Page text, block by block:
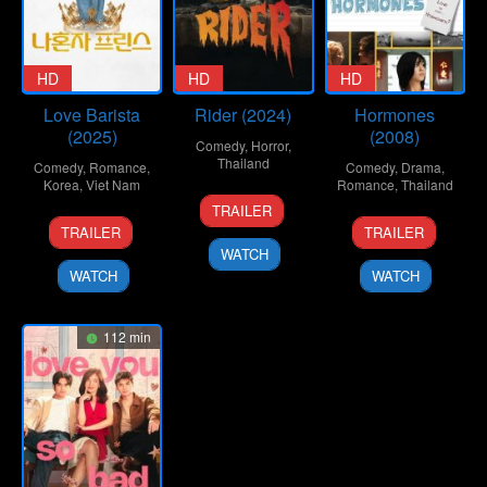
HD
Love Barista
(2025)
Comedy, Romance,
Korea,Viet Nam
3
Oct
2025
Kim
Sung-
hoon
TRAILER
WATCH
HD
Rider (2024)
Comedy, Horror,
Thailand
10
Dec
2024
Nitivat
Cholvanichsiri
TRAILER
WATCH
HD
Hormones
(2008)
Comedy, Drama,
Romance,Thailand
20
Mar
2008
Songyos
TRAILER
WATCH
112 min